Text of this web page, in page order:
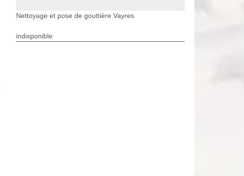
Nettoyage et pose de gouttière Vayres
indisponible